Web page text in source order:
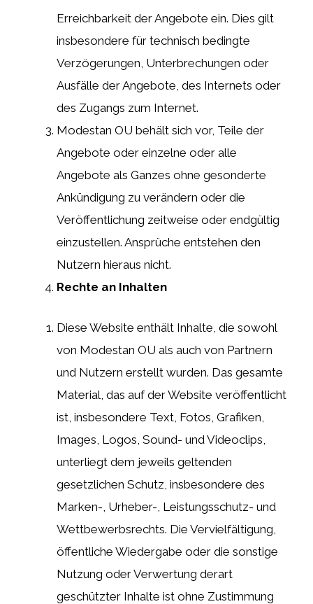
Erreichbarkeit der Angebote ein. Dies gilt
insbesondere für technisch bedingte
Verzögerungen, Unterbrechungen oder
Ausfälle der Angebote, des Internets oder
des Zugangs zum Internet.
Modestan OU behält sich vor, Teile der
Angebote oder einzelne oder alle
Angebote als Ganzes ohne gesonderte
Ankündigung zu verändern oder die
Veröffentlichung zeitweise oder endgültig
einzustellen. Ansprüche entstehen den
Nutzern hieraus nicht.
Rechte an Inhalten
Diese Website enthält Inhalte, die sowohl
von Modestan OU als auch von Partnern
und Nutzern erstellt wurden. Das gesamte
Material, das auf der Website veröffentlicht
ist, insbesondere Text, Fotos, Grafiken,
Images, Logos, Sound- und Videoclips,
unterliegt dem jeweils geltenden
gesetzlichen Schutz, insbesondere des
Marken-, Urheber-, Leistungsschutz- und
Wettbewerbsrechts. Die Vervielfältigung,
öffentliche Wiedergabe oder die sonstige
Nutzung oder Verwertung derart
geschützter Inhalte ist ohne Zustimmung